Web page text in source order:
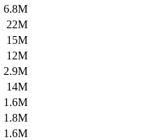
6.8M
22M
15M
12M
2.9M
14M
1.6M
1.8M
1.6M